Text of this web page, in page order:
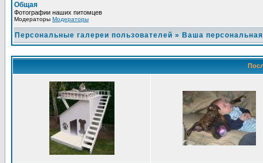
Общая
Фотографии наших питомцев
Модераторы Модераторы
Персональные галереи пользователей » Ваша